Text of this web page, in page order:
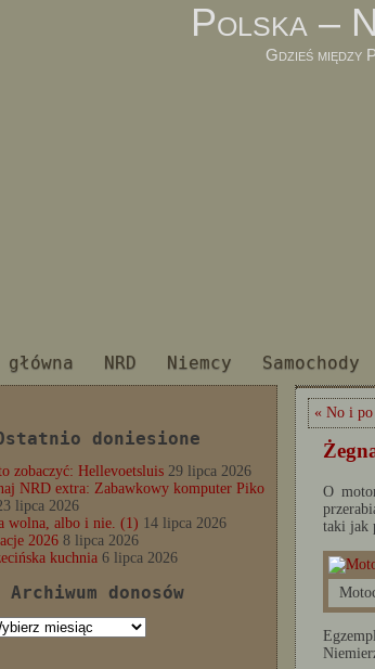
Polska –
Gdzieś między
NRD Niemcy Samochody
doniesione
zobaczyć: Hellevoetsluis 29 lipca 2026
NRD extra: Zabawkowy komputer Piko
lipca 2026
wolna, albo i nie. (1) 14 lipca 2026
2026 8 lipca 2026
kuchnia 6 lipca 2026
Archiwum donosów
« No i
O
taki jak